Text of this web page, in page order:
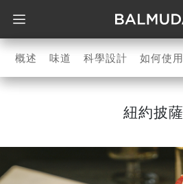
概述 味道 科學設計 如何使用
紐約披薩